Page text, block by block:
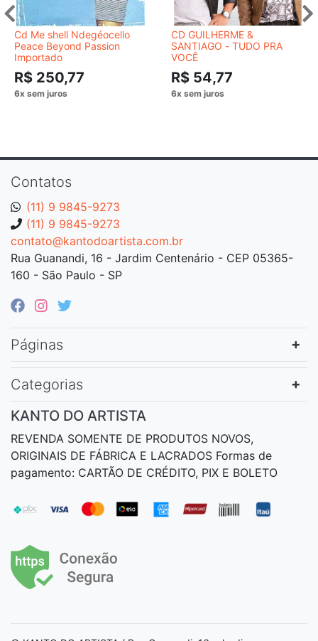
Cd Me shell Ndegéocello
Peace Beyond Passion
Importado
R$ 250,77
CD GUILHERME &
SANTIAGO - TUDO PRA
VOCÊ
R$ 54,77
Contatos
(11) 9 9845-9273
(11) 9 9845-9273
contato@kantodoartista.com.br
Rua Guanandi, 16 - Jardim Centenário - CEP 05365-
160 - São Paulo - SP
Páginas
Categorias
KANTO DO ARTISTA
REVENDA SOMENTE DE PRODUTOS NOVOS,
ORIGINAIS DE FÁBRICA E LACRADOS Formas de
pagamento: CARTÃO DE CRÉDITO, PIX E BOLETO